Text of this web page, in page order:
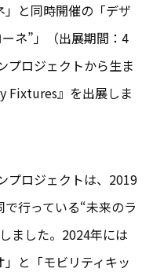
と同時開催の「デザ
ネ”」（出展期間：4
プロジェクトから生ま
Fixtures』を出展しま
プロジェクトは、2019
行っている“未来のラ
ました。2024年には
」と「モビリティキッ